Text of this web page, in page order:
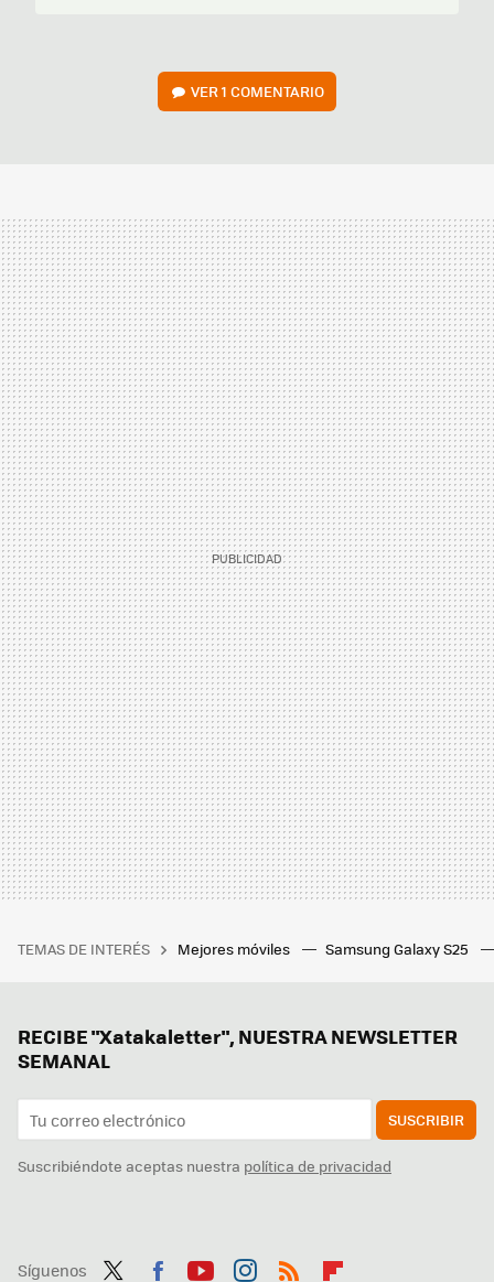
VER1 COMENTARIO
TEMAS DE INTERÉS Mejores móviles Samsung Galaxy S25
RECIBE "Xatakaletter", NUESTRA NEWSLETTER
SEMANAL
SUSCRIBIR
Suscribiéndote aceptas nuestra política de privacidad
Síguenos